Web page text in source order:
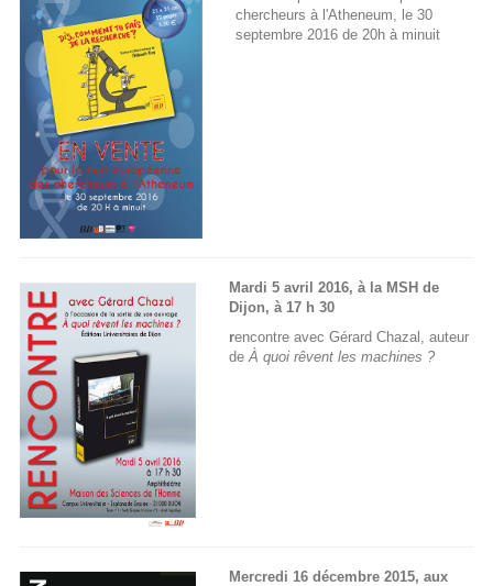
chercheurs à l'Atheneum, le 30
septembre 2016 de 20h à minuit
Mardi 5 avril 2016, à la MSH de
Dijon, à 17 h 30
rencontre avec Gérard Chazal, auteur
deÀ quoi rêvent les machines ?
Mercredi 16 décembre 2015, aux